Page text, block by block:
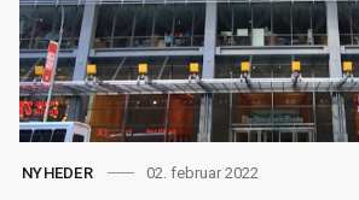
NYHEDER 02. februar 2022